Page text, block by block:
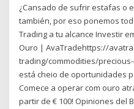
¿Cansado de sufrir estafas o
también, por eso ponemos
Trading a tu alcance Investir
Ouro | AvaTradehttps://
trading/commodities/
está cheio de oportunidades
Comece a operar com ouro
partir de € 100! Opiniones del